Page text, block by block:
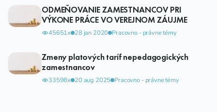
ODMEŇOVANIE ZAMESTNANCOV PRI
VÝKONE PRÁCE VO VEREJNOM ZÁUJME
45651x 28 jan 2020 Pracovno - právne témy
Zmeny platových taríf nepedagogických
zamestnancov
33598x 20 aug 2025 Pracovno - právne témy